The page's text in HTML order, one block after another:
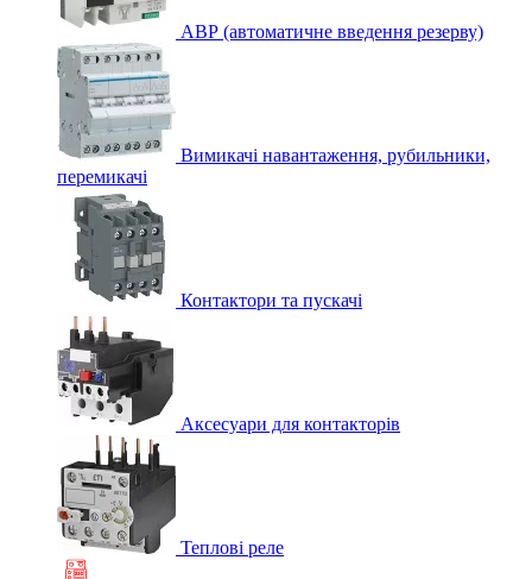
АВР (автоматичне введення резерву)
Вимикачі навантаження, рубильники,
перемикачі
Контактори та пускачі
Аксесуари для контакторів
Теплові реле